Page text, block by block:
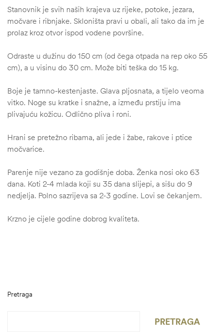
Stanovnik je svih naših krajeva uz rijeke, potoke, jezara,
močvare i ribnjake. Skloništa pravi u obali, ali tako da im je
prolaz kroz otvor ispod vodene površine.
Odraste u dužinu do 150 cm (od čega otpada na rep oko 55
cm), a u visinu do 30 cm. Može biti teška do 15 kg.
Boje je tamno-kestenjaste. Glava pljosnata, a tijelo veoma
vitko. Noge su kratke i snažne, a između prstiju ima
plivajuću kožicu. Odlično pliva i roni.
Hrani se pretežno ribama, ali jede i žabe, rakove i ptice
močvarice.
Parenje nije vezano za godišnje doba. Ženka nosi oko 63
dana. Koti 2-4 mlada koji su 35 dana slijepi, a sišu do 9
nedjelja. Polno sazrijeva sa 2-3 godine. Lovi se čekanjem.
Krzno je cijele godine dobrog kvaliteta.
Pretraga
PRETRAGA